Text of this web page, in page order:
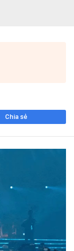
Chia sẻ